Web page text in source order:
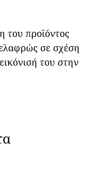
προϊόντος
σε σχέση
του στην